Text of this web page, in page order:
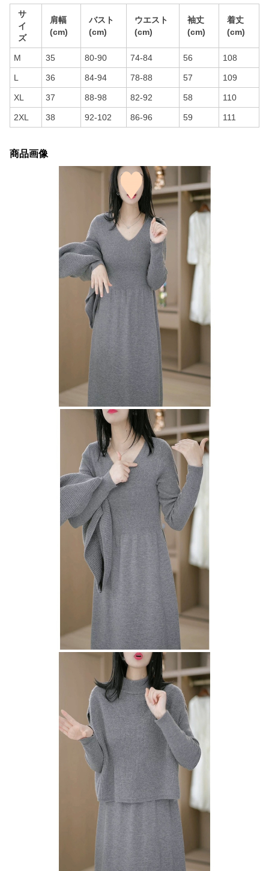
サ
イ
ズ
肩幅
(cm)
バスト
(cm)
ウエスト
(cm)
袖丈
(cm)
着丈
(cm)
M 35 80-90 74-84 56 108
L 36 84-94 78-88 57 109
XL 37 88-98 82-92 58 110
2XL 38 92-102 86-96 59 111
商品画像